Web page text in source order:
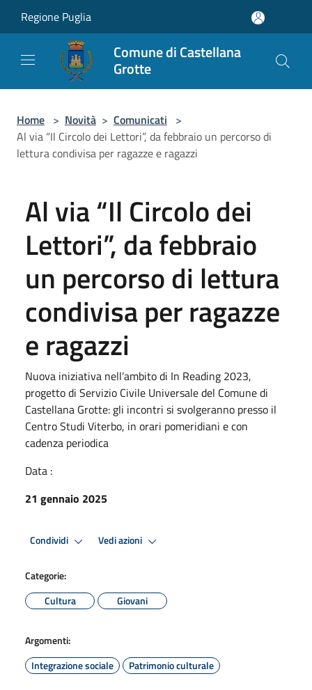
Regione Puglia
Comune di Castellana
Grotte
Home > Novità > Comunicati >
Al via “Il Circolo dei Lettori”, da febbraio un percorso di
lettura condivisa per ragazze e ragazzi
Al via “Il Circolo dei
Lettori”, da febbraio
un percorso di lettura
condivisa per ragazze
e ragazzi
Nuova iniziativa nell’ambito di In Reading 2023,
progetto di Servizio Civile Universale del Comune di
Castellana Grotte: gli incontri si svolgeranno presso il
Centro Studi Viterbo, in orari pomeridiani e con
cadenza periodica
Data :
21 gennaio 2025
Condividi Vedi azioni
Categorie:
Cultura
Giovani
Argomenti:
Integrazione sociale
Patrimonio culturale